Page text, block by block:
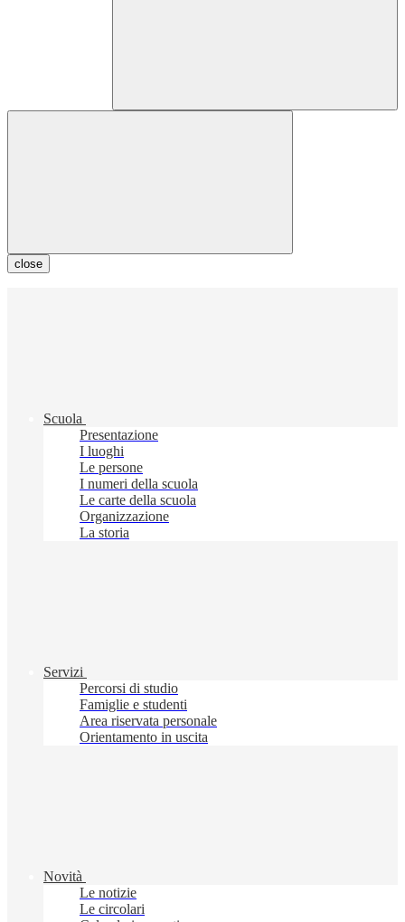
close
Scuola
Presentazione
I luoghi
Le persone
I numeri della scuola
Le carte della scuola
Organizzazione
La storia
Servizi
Percorsi di studio
Famiglie e studenti
Area riservata personale
Orientamento in uscita
Novità
Le notizie
Le circolari